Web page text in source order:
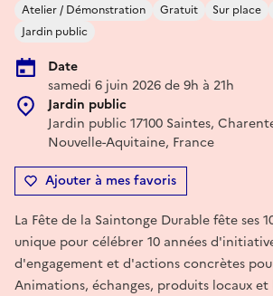
Atelier / Démonstration Gratuit Sur place
Jardin public
Date
samedi 6 juin 2026 de 9h à 21h
Jardin public
Jardin public 17100 Saintes,
Nouvelle-Aquitaine, France
Ajouter à mes favoris
La Fête de la Saintonge Durable fête ses
unique pour célébrer 10 années
d'engagement et d'actions concrètes
Animations, échanges, produits locaux et